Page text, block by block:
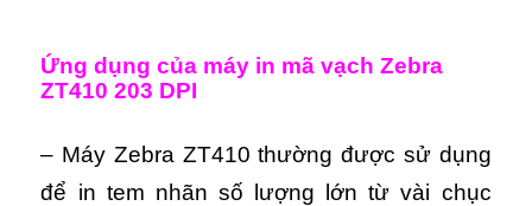
Ứng dụng của máy in mã vạch Zebra
ZT410 203 DPI
– Máy Zebra ZT410 thường được sử dụng
để in tem nhãn số lượng lớn từ vài chục